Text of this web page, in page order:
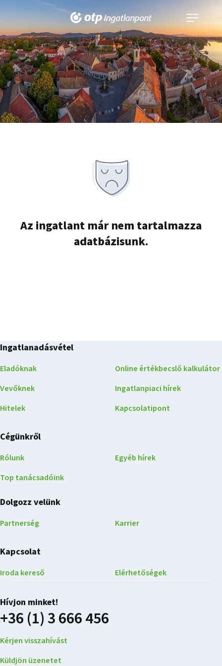
Navigáció
kinyitása
Az ingatlant már nem tartalmazza
adatbázisunk.
Ingatlanadásvétel
Eladóknak
Vevőknek
Hitelek
Online értékbecslő kalkulátor
Ingatlanpiaci hírek
Kapcsolatipont
Cégünkről
Rólunk
Top tanácsadóink
Egyéb hírek
Dolgozz velünk
Partnerség Karrier
Kapcsolat
Iroda kereső Elérhetőségek
Hívjon minket!
+36 (1) 3 666 456
Kérjen visszahívást
Küldjön üzenetet